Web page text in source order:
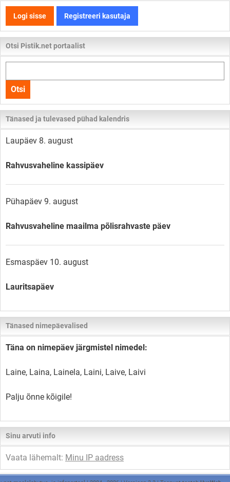
Logi sisse Registreeri kasutaja
Otsi Pistik.net portaalist
kogu
lehelt
Otsi
Tänased ja tulevased pühad kalendris
Laupäev 8. august
Rahvusvaheline kassipäev
Pühapäev 9. august
Rahvusvaheline maailma põlisrahvaste päev
Esmaspäev 10. august
Lauritsapäev
Tänased nimepäevalised
Täna on nimepäev järgmistel nimedel:
Laine, Laina, Lainela, Laini, Laive, Laivi
Palju õnne kõigile!
Sinu arvuti info
Vaata lähemalt: Minu IP aadress